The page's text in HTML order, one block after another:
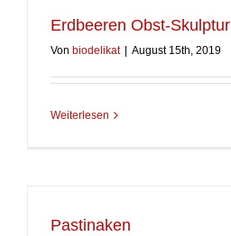
Erdbeeren Obst-Skulptur
Von biodelikat August 15th, 2019
Weiterlesen
Pastinaken